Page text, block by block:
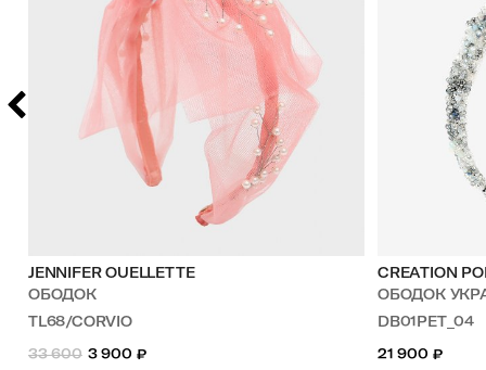
JENNIFER OUELLETTE
ОБОДОК
TL68/CORVIO
33 600
3 900 ₽
CREATION
ОБОДОК
DB01PET_04
21 900 ₽